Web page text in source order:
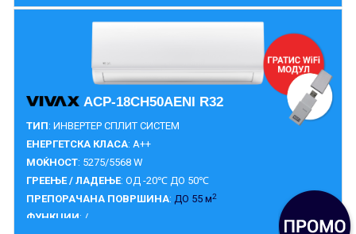
ACP-18CH50AENI R32
ТИП: ИНВЕРТЕР СПЛИТ СИСТЕМ
ЕНЕРГЕТСКА КЛАСА: A++
МОЌНОСТ: 5275/5568 W
ГРЕЕЊЕ / ЛАДЕЊЕ: ОД -20℃ ДО 50℃
ПРЕПОРАЧАНА ПОВРШИНА: ДО 55 м2
ФУНКЦИИ: /